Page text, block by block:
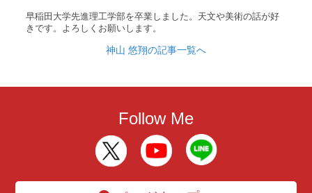
早稲田大学先進理工学部を卒業しました。天文や美術の話が好
きです。よろしくお願いします。
神山 悠翔の記事一覧へ
Follow Me